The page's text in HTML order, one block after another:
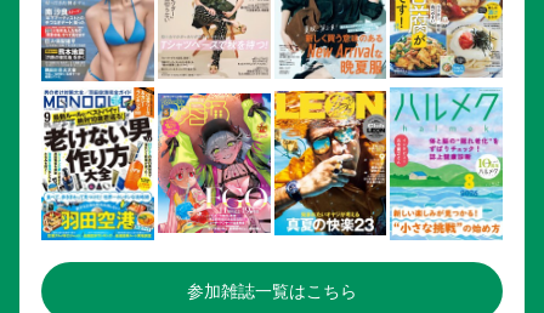
参加雑誌一覧はこちら